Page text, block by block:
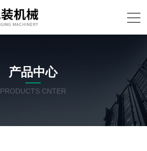
产品中心
PRODUCTS CNTER